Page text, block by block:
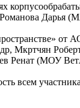
Романова
от
Мкртчян
Ренат (МОУ
всем